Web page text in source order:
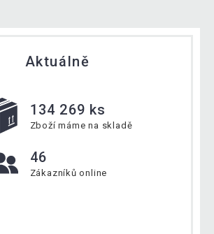
Aktuálně
134 269 ks
Zboží máme na skladě
46
Zákazníků online